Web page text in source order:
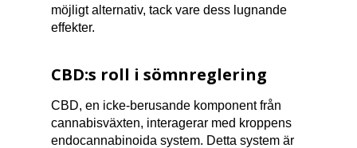
möjligt alternativ, tack vare dess lugnande
effekter.
CBD:s roll i sömnreglering
CBD, en icke-berusande komponent från
cannabisväxten, interagerar med kroppens
endocannabinoida system. Detta system är